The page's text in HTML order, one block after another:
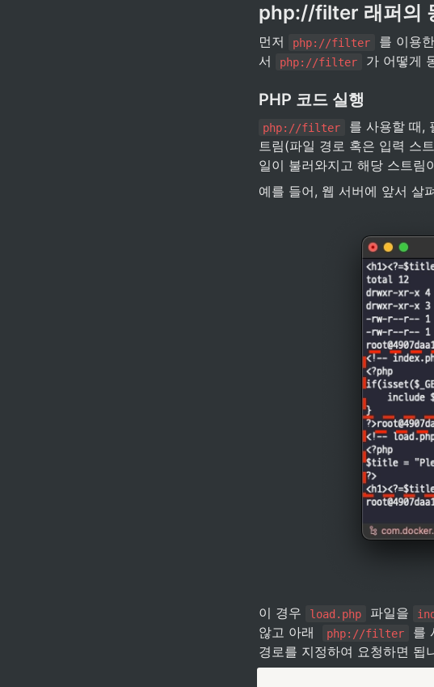
php://filter 래퍼의
먼저 php://filter
를 이용
서
php://filter 가 어떻게
PHP 코드 실행
php://filter 를 사용할 때,
트림(파일 경로 혹은 입력 스
일이 불러와지고 해당 스트림
예를 들어, 웹 서버에 앞서 살
이 경우 load.php 파일을
않고 아래
php://filter 를
경로를 지정하여 요청하면 됩